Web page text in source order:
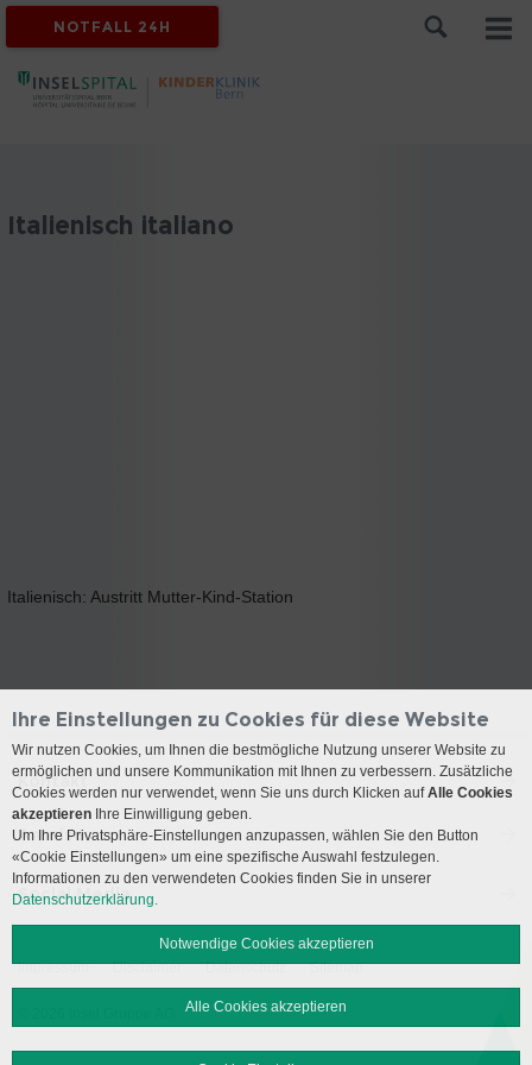
NOTFALL 24H
Italienisch italiano
Italienisch: Austritt Mutter-Kind-Station
Kontakt
Anreise
Social Media
Impressum Disclaimer Datenschutz Sitemap
Ihre Einstellungen zu Cookies für diese Website
Wir nutzen Cookies, um Ihnen die bestmögliche Nutzung unserer Website zu
ermöglichen und unsere Kommunikation mit Ihnen zu verbessern. Zusätzliche
Cookies werden nur verwendet, wenn Sie uns durch Klicken aufAlle Cookies
akzeptieren Ihre Einwilligung geben.
Um Ihre Privatsphäre-Einstellungen anzupassen, wählen Sie den Button
«Cookie Einstellungen» um eine spezifische Auswahl festzulegen.
Informationen zu den verwendeten Cookies finden Sie in unserer
Datenschutzerklärung.
Notwendige Cookies akzeptieren
Alle Cookies akzeptieren